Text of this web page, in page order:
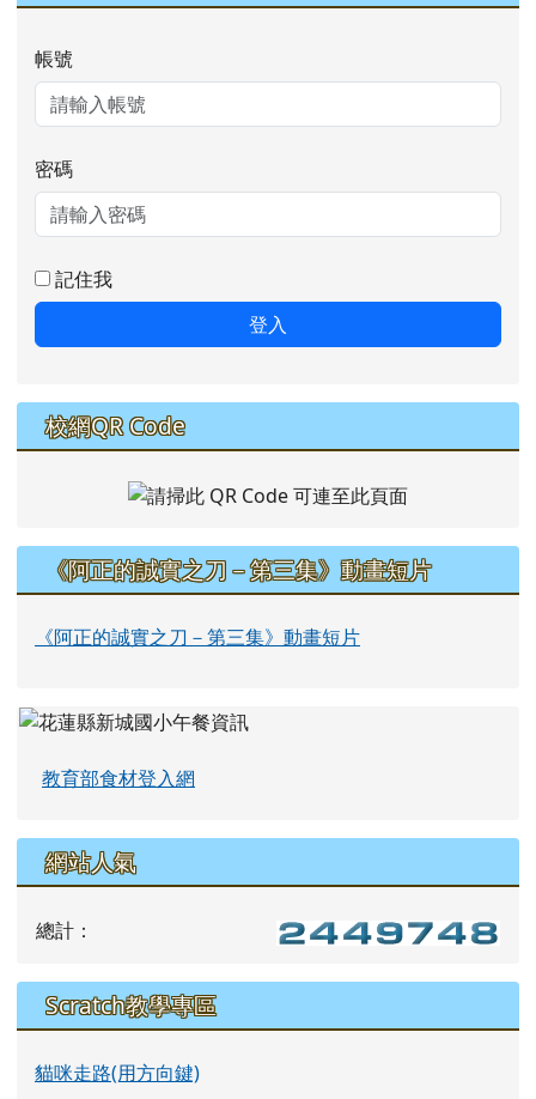
帳號
密碼
記住我
登入
校網QR Code
《阿正的誠實之刀－第三集》動畫短片
《阿正的誠實之刀－第三集》動畫短片
教育部食材登入網
網站人氣
總計：
Scratch教學專區
貓咪走路(用方向鍵)